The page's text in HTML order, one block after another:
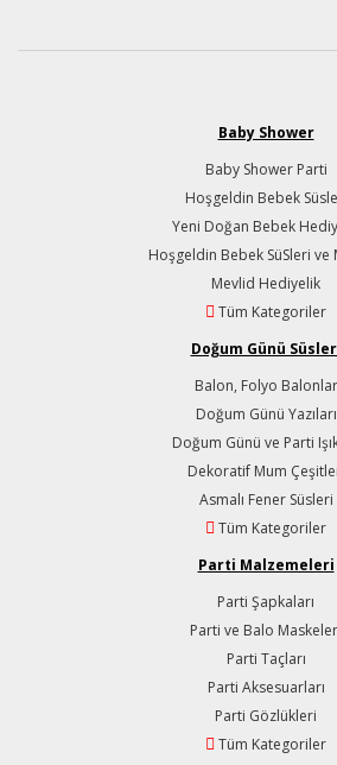
Baby Shower
Baby Shower Parti
Hoşgeldin Bebek
Yeni Doğan Bebek
Hoşgeldin Bebek SüSleri ve
Mevlid Hediyelik
Tüm Kategoriler
Doğum Günü
Balon, Folyo Balonlar
Doğum Günü Yazıları
Doğum Günü ve Parti
Dekoratif Mum
Asmalı Fener Süsleri
Tüm Kategoriler
Parti Malzemeleri
Parti Şapkaları
Parti ve Balo
Parti Taçları
Parti Aksesuarları
Parti Gözlükleri
Tüm Kategoriler